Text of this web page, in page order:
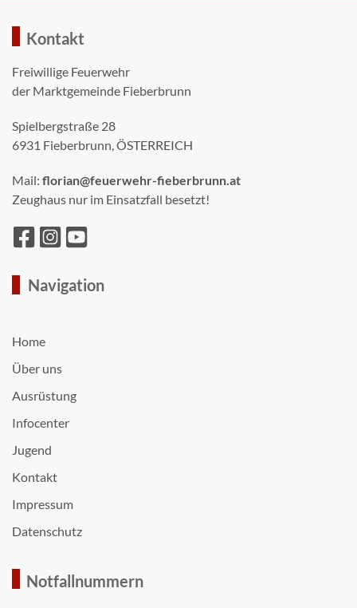
Kontakt
Freiwillige Feuerwehr
der Marktgemeinde Fieberbrunn
Spielbergstraße 28
6931 Fieberbrunn, ÖSTERREICH
Mail: florian@feuerwehr-fieberbrunn.at
Zeughaus nur im Einsatzfall besetzt!
Navigation
Home
Über uns
Ausrüstung
Infocenter
Jugend
Kontakt
Impressum
Datenschutz
Notfallnummern